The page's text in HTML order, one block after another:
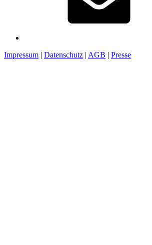
Impressum | Datenschutz | AGB | Presse